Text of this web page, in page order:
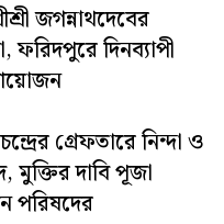
জগন্নাথদেবের
ফরিদপুরে দিনব্যাপী
গ্রেফতারে নিন্দা ও
মুক্তির দাবি পূজা
পরিষদের